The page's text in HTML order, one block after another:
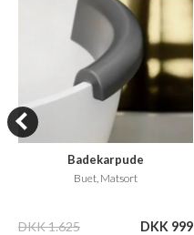
Badekarpude
Buet, Matsort
DKK 1.625 DKK 999